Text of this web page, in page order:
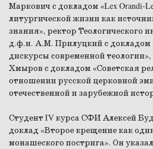
Маркович с докладом «Lex Orandi-
литургической жизни как
знания», ректор Теологического
д.ф.н. А.М. Прилуцкий с докладом
дискурсы современной
Хмыров с докладом «Советская
отношении русской церковной
отечественной и зарубежной
Студент IV курса СФИ Алексей
доклад «Второе крещение как
монашеского пострига». Он